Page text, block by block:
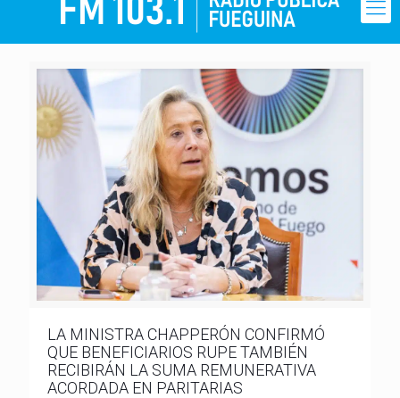
LA MINISTRA CHAPPERÓN CONFIRMÓ
QUE BENEFICIARIOS RUPE TAMBIÉN
RECIBIRÁN LA SUMA REMUNERATIVA
ACORDADA EN PARITARIAS